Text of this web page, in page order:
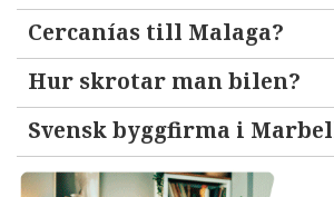
Cercanías till Malaga?
Hur skrotar man bilen?
Svensk byggfirma i